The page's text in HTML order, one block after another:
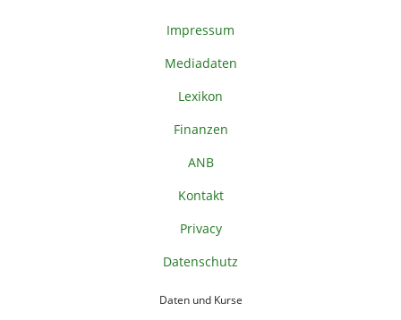
Impressum
Mediadaten
Lexikon
Finanzen
ANB
Kontakt
Privacy
Datenschutz
Daten und Kurse